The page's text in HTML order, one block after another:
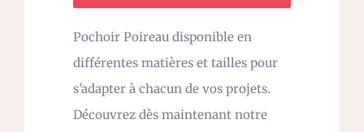
Pochoir Poireau disponible en
différentes matières et tailles pour
s’adapter à chacun de vos projets.
Découvrez dès maintenant notre